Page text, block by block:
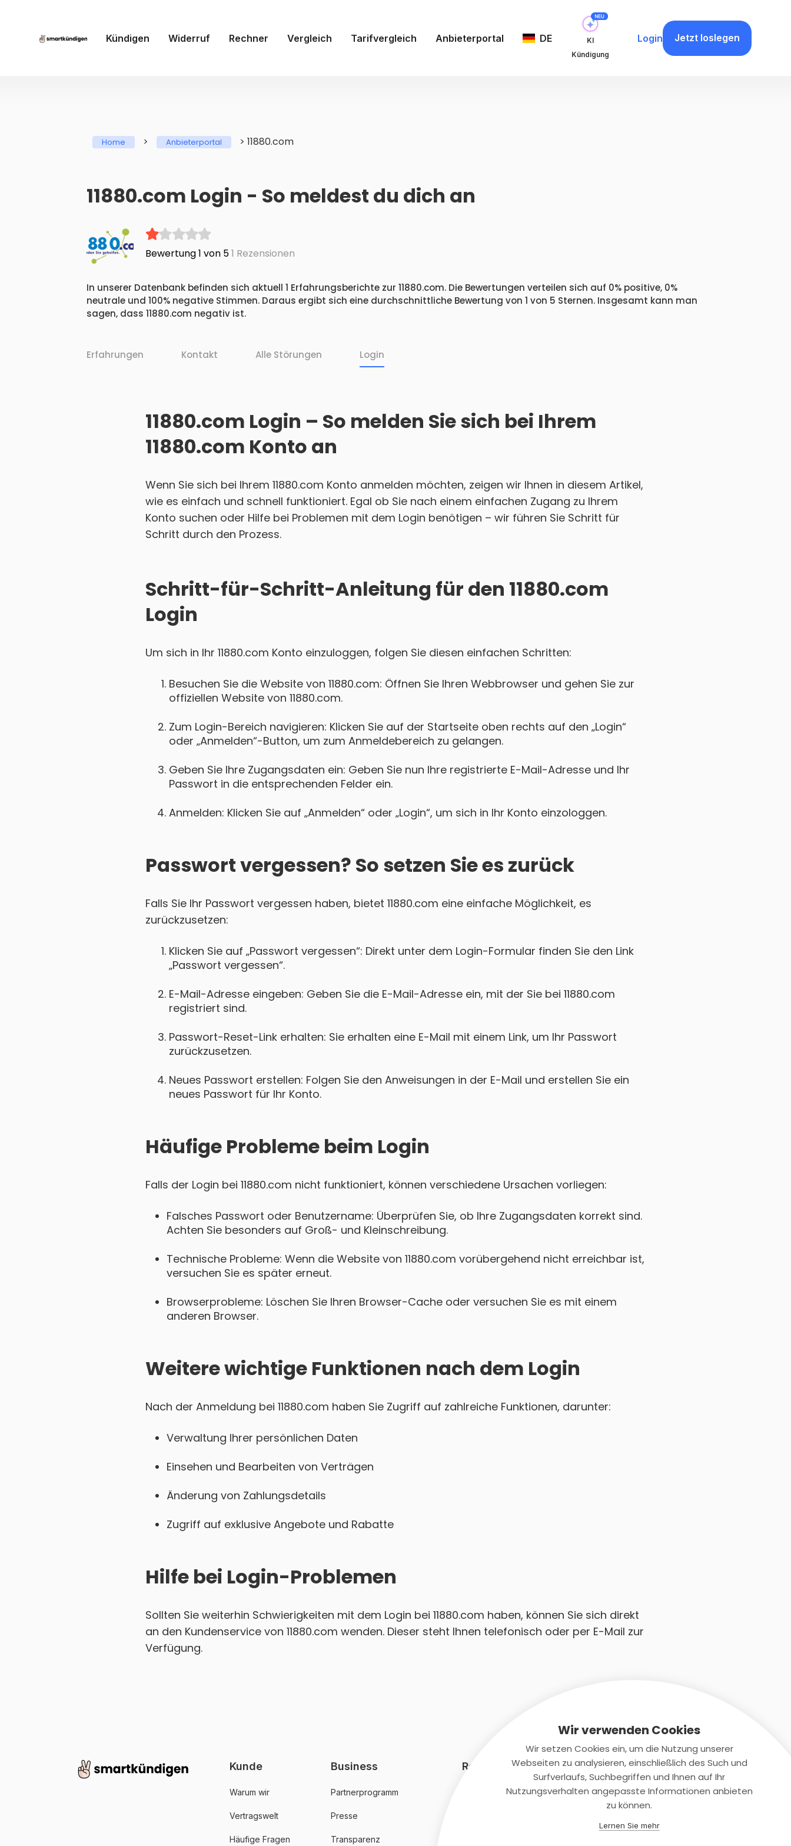
Kündigen Widerruf Rechner Vergleich Tarifvergleich Anbieterportal DE
KI
Kündigung
Login Jetzt loslegen
Home > Anbieterportal > 11880.com
11880.com Login - So meldest du dich an
Bewertung 1 von 51 Rezensionen
In unserer Datenbank befinden sich aktuell 1 Erfahrungsberichte zur 11880.com. Die Bewertungen verteilen sich auf 0% positive, 0%
neutrale und 100% negative Stimmen. Daraus ergibt sich eine durchschnittliche Bewertung von 1 von 5 Sternen. Insgesamt kann man
sagen, dass 11880.com negativ ist.
Erfahrungen Kontakt Alle Störungen Login
11880.com Login – So melden Sie sich bei Ihrem
11880.com Konto an
Wenn Sie sich bei Ihrem 11880.com Konto anmelden möchten, zeigen wir Ihnen in diesem Artikel,
wie es einfach und schnell funktioniert. Egal ob Sie nach einem einfachen Zugang zu Ihrem
Konto suchen oder Hilfe bei Problemen mit dem Login benötigen – wir führen Sie Schritt für
Schritt durch den Prozess.
Schritt-für-Schritt-Anleitung für den 11880.com
Login
Um sich in Ihr 11880.com Konto einzuloggen, folgen Sie diesen einfachen Schritten:
Besuchen Sie die Website von 11880.com: Öffnen Sie Ihren Webbrowser und gehen Sie zur
offiziellen Website von 11880.com.
Zum Login-Bereich navigieren: Klicken Sie auf der Startseite oben rechts auf den „Login“
oder „Anmelden“-Button, um zum Anmeldebereich zu gelangen.
Geben Sie Ihre Zugangsdaten ein: Geben Sie nun Ihre registrierte E-Mail-Adresse und Ihr
Passwort in die entsprechenden Felder ein.
Anmelden: Klicken Sie auf „Anmelden“ oder „Login“, um sich in Ihr Konto einzologgen.
Passwort vergessen? So setzen Sie es zurück
Falls Sie Ihr Passwort vergessen haben, bietet 11880.com eine einfache Möglichkeit, es
zurückzusetzen:
Klicken Sie auf „Passwort vergessen“: Direkt unter dem Login-Formular finden Sie den Link
„Passwort vergessen“.
E-Mail-Adresse eingeben: Geben Sie die E-Mail-Adresse ein, mit der Sie bei 11880.com
registriert sind.
Passwort-Reset-Link erhalten: Sie erhalten eine E-Mail mit einem Link, um Ihr Passwort
zurückzusetzen.
Neues Passwort erstellen: Folgen Sie den Anweisungen in der E-Mail und erstellen Sie ein
neues Passwort für Ihr Konto.
Häufige Probleme beim Login
Falls der Login bei 11880.com nicht funktioniert, können verschiedene Ursachen vorliegen:
Falsches Passwort oder Benutzername: Überprüfen Sie, ob Ihre Zugangsdaten korrekt sind.
Achten Sie besonders auf Groß- und Kleinschreibung.
Technische Probleme: Wenn die Website von 11880.com vorübergehend nicht erreichbar ist,
versuchen Sie es später erneut.
Browserprobleme: Löschen Sie Ihren Browser-Cache oder versuchen Sie es mit einem
anderen Browser.
Weitere wichtige Funktionen nach dem Login
Nach der Anmeldung bei 11880.com haben Sie Zugriff auf zahlreiche Funktionen, darunter:
Verwaltung Ihrer persönlichen Daten
Einsehen und Bearbeiten von Verträgen
Änderung von Zahlungsdetails
Zugriff auf exklusive Angebote und Rabatte
Hilfe bei Login-Problemen
Sollten Sie weiterhin Schwierigkeiten mit dem Login bei 11880.com haben, können Sie sich direkt
an den Kundenservice von 11880.com wenden. Dieser steht Ihnen telefonisch oder per E-Mail zur
Verfügung.
Kunde
Warum wir
Vertragswelt
Häufige Fragen
Business
Partnerprogramm
Presse
Transparenz
Rechtliches Kontaktiere uns
+(49)2131/708-4280
Wir verwenden Cookies
Wir setzen Cookies ein, um die Nutzung unserer
Webseiten zu analysieren, einschließlich des Such und
Surfverlaufs, Suchbegriffen und Ihnen auf Ihr
Nutzungsverhalten angepasste Informationen anbieten
zu können.
Lernen Sie mehr